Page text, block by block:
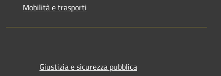
Mobilità e trasporti
Giustizia e sicurezza pubblica